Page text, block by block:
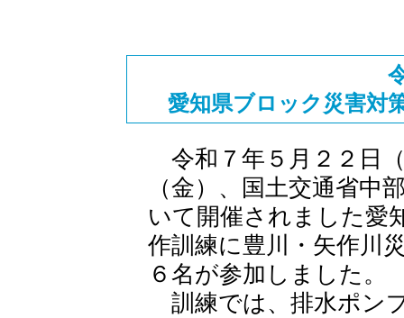
愛知県ブロック災害対
令和７年５月２２日
（金）、国土交通省中
いて開催されました愛
作訓練に豊川・矢作川
６名が参加しました。
訓練では、排水ポン